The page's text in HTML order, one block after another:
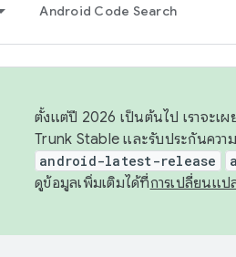
Android Code Search
ตั้งแต่ปี 2026 เป็นต้นไป เราจะเ
Trunk Stable และรับประกันควา
android-latest-release
ดูข้อมูลเพิ่มเติมได้ที่การเปลี่ยนแป